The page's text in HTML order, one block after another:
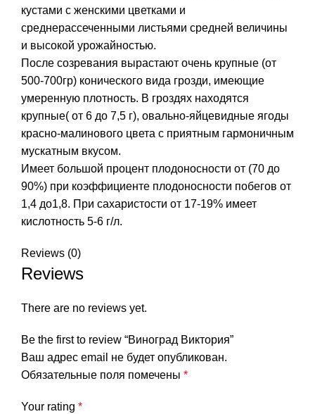
кустами с женскими цветками и
среднерассеченными листьями средней величины
и высокой урожайностью.
После созревания вырастают очень крупные (от
500-700гр) конического вида грозди, имеющие
умеренную плотность. В гроздях находятся
крупные( от 6 до 7,5 г), овально-яйцевидные ягоды
красно-малинового цвета с приятным гармоничным
мускатным вкусом.
Имеет большой процент плодоносности от (70 до
90%) при коэффициенте плодоносности побегов от
1,4 до1,8. При сахаристости от 17-19% имеет
кислотность 5-6 г/л.
Reviews (0)
Reviews
There are no reviews yet.
Be the first to review “Виноград Виктория”
Ваш адрес email не будет опубликован.
Обязательные поля помечены *
Your rating *